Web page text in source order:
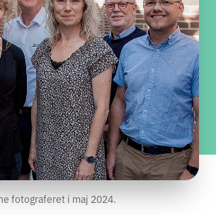
fotograferet i maj 2024.